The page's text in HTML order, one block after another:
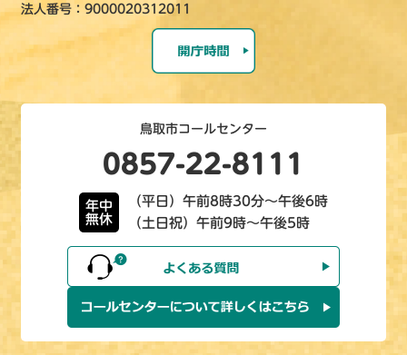
法人番号：9000020312011
鳥取市コールセンター
0857-22-8111
年中
無休
（平日）午前8時30分～午後6時
（土日祝）午前9時～午後5時